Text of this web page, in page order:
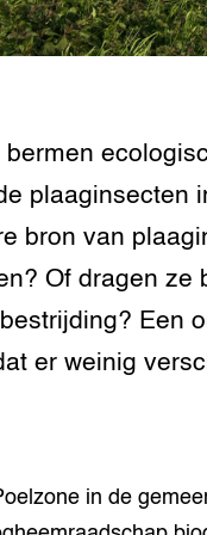
Aanpakken
en
diversiteit
bermen
plaaginsecten
bron van
Of dragen ze
Een
er weinig
in de